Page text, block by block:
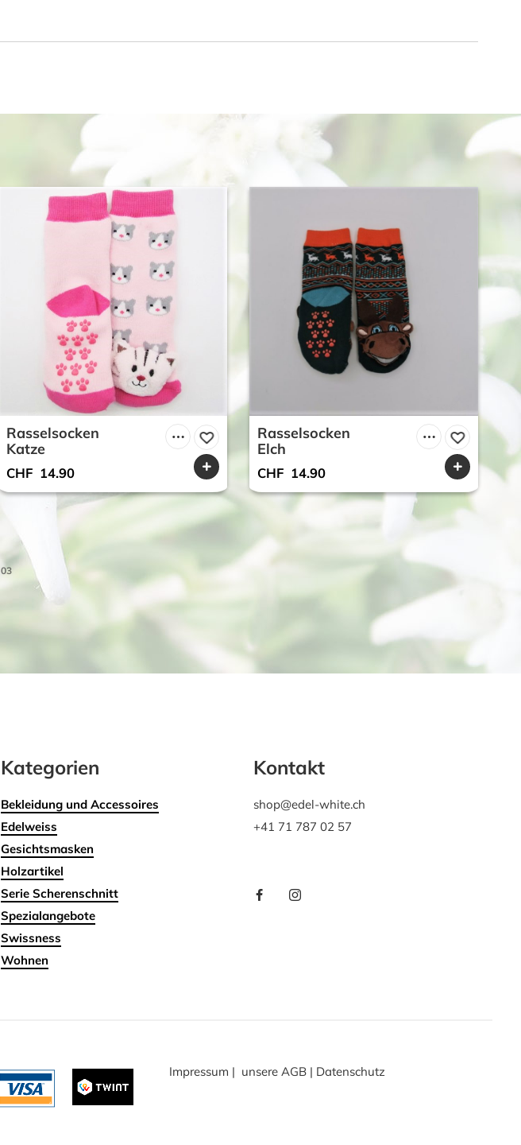
Rasselsocken
Katze
CHF 14.90
Rasselsocken
Elch
CHF 14.90
Kategorien
Bekleidung und Accessoires
Edelweiss
Gesichtsmasken
Holzartikel
Serie Scherenschnitt
Spezialangebote
Swissness
Wohnen
Kontakt
shop@edel-white.ch
+41 71 787 02 57
Impressum | unsere AGB | Datenschutz